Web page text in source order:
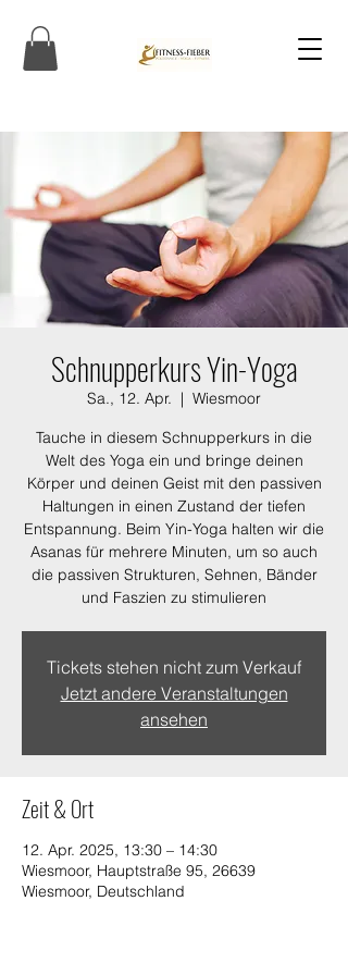
Schnupperkurs Yin-Yoga
Sa., 12. Apr.
  |
Wiesmoor
Tauche in diesem Schnupperkurs in die
Welt des Yoga ein und bringe deinen
Körper und deinen Geist mit den passiven
Haltungen in einen Zustand der tiefen
Entspannung. Beim Yin-Yoga halten wir die
Asanas für mehrere Minuten, um so auch
die passiven Strukturen, Sehnen, Bänder
und Faszien zu stimulieren
Tickets stehen nicht zum Verkauf
Jetzt andere Veranstaltungen
ansehen
Zeit & Ort
12. Apr. 2025, 13:30 – 14:30
Wiesmoor, Hauptstraße 95, 26639
Wiesmoor, Deutschland